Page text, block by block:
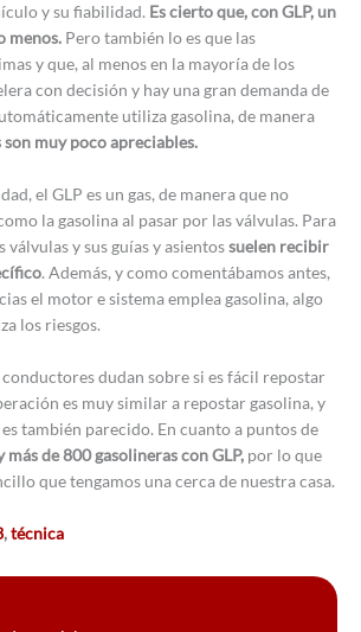
y su fiabilidad. Es cierto que, con GLP, un
menos. Pero también lo es que las
y que, al menos en la mayoría de los
con decisión y hay una gran demanda de
utiliza gasolina, de manera
son muy poco apreciables.
el GLP es un gas, de manera que no
la gasolina al pasar por las válvulas. Para
y sus guías y asientossuelen recibir
. Además, y como comentábamos antes,
el motor e sistema emplea gasolina, algo
los riesgos.
dudan sobre si es fácil repostar
es muy similar a repostar gasolina, y
también parecido. En cuanto a puntos de
más de 800 gasolineras con GLP, por lo que
que tengamos una cerca de nuestra casa.
,técnica